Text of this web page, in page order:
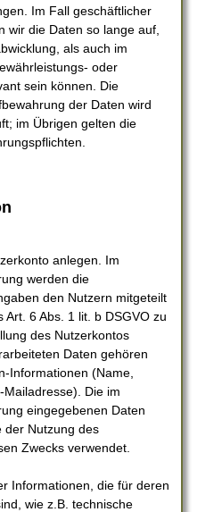
Im Fall geschäftlicher
wir die Daten so lange auf,
als auch im
oder
sein können. Die
der Daten wird
im Übrigen gelten die
anlegen. Im
werden die
den Nutzern mitgeteilt
6 Abs. 1 lit. b DSGVO zu
des Nutzerkontos
Daten gehören
Informationen (Name,
Mailadresse). Die im
eingegebenen Daten
der Nutzung des
Zwecks verwendet.
Informationen, die für deren
wie z.B. technische